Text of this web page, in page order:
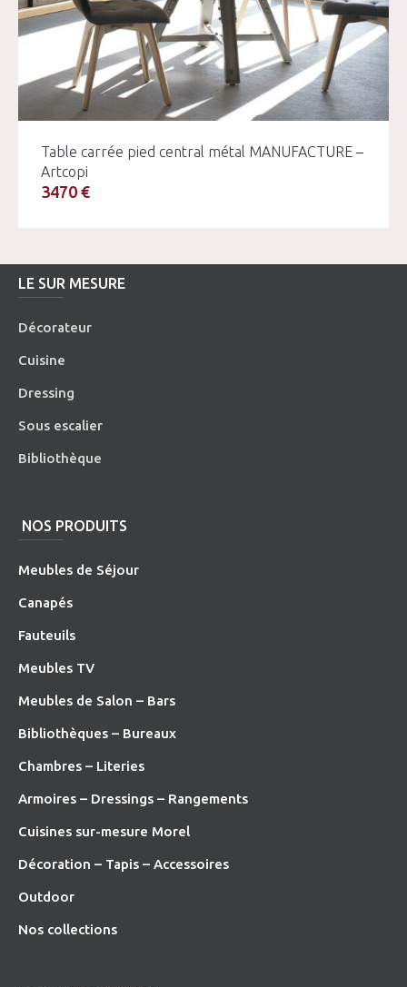
Table carrée pied central métal MANUFACTURE –
Artcopi
3470 €
LE SUR MESURE
Décorateur
Cuisine
Dressing
Sous escalier
Bibliothèque
NOS PRODUITS
Meubles de Séjour
Canapés
Fauteuils
Meubles TV
Meubles de Salon – Bars
Bibliothèques – Bureaux
Chambres – Literies
Armoires – Dressings – Rangements
Cuisines sur-mesure Morel
Décoration – Tapis – Accessoires
Outdoor
Nos collections